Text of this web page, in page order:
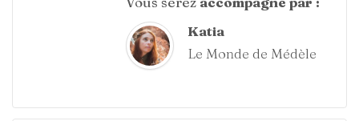
Katia
Le Monde de Médèle